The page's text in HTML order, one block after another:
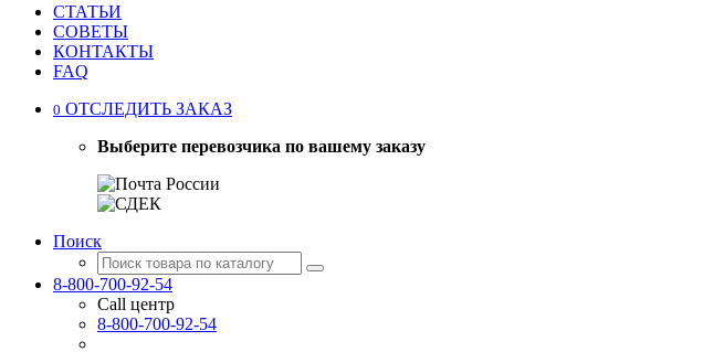
СТАТЬИ
СОВЕТЫ
КОНТАКТЫ
FAQ
0 ОТСЛЕДИТЬ ЗАКАЗ
Выберите перевозчика по вашему заказу
Поиск
8-800-700-92-54
Call центр
8-800-700-92-54